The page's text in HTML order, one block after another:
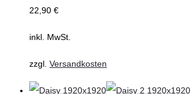
22,90 €
inkl. MwSt.
zzgl. Versandkosten